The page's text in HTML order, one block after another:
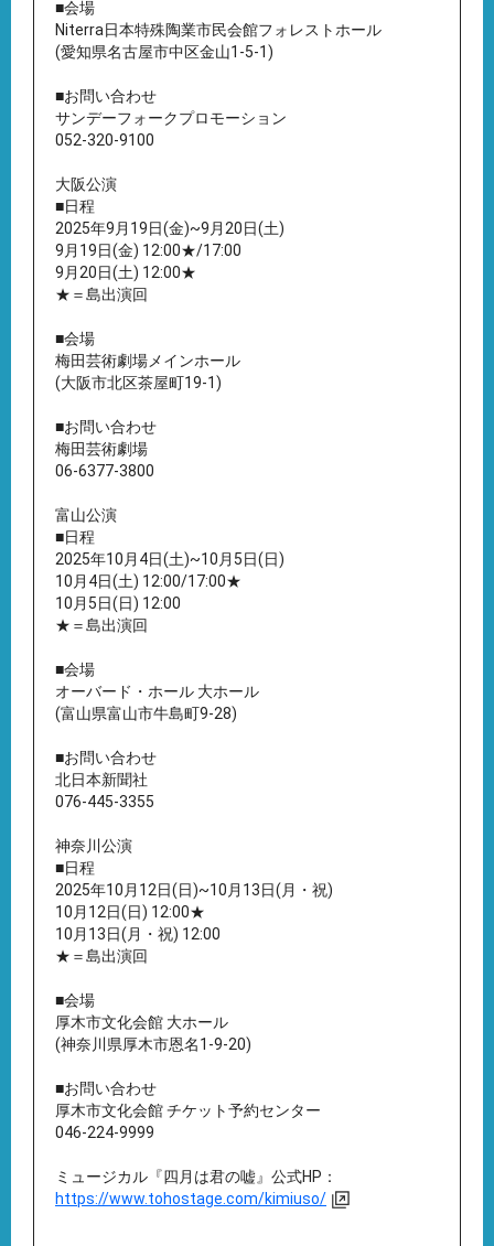
■会場
Niterra日本特殊陶業市民会館フォレストホール
(愛知県名古屋市中区金山1-5-1)
■お問い合わせ
サンデーフォークプロモーション
052-320-9100
大阪公演
■日程
2025年9月19日(金)~9月20日(土)
9月19日(金) 12:00★/17:00
9月20日(土) 12:00★
★＝島出演回
■会場
梅田芸術劇場メインホール
(大阪市北区茶屋町19-1)
■お問い合わせ
梅田芸術劇場
06-6377-3800
富山公演
■日程
2025年10月4日(土)~10月5日(日)
10月4日(土) 12:00/17:00★
10月5日(日) 12:00
★＝島出演回
■会場
オーバード・ホール 大ホール
(富山県富山市牛島町9-28)
■お問い合わせ
北日本新聞社
076-445-3355
神奈川公演
■日程
2025年10月12日(日)~10月13日(月・祝)
10月12日(日) 12:00★
10月13日(月・祝) 12:00
★＝島出演回
■会場
厚木市文化会館 大ホール
(神奈川県厚木市恩名1-9-20)
■お問い合わせ
厚木市文化会館 チケット予約センター
046-224-9999
ミュージカル『四月は君の嘘』公式HP：
https://www.tohostage.com/kimiuso/